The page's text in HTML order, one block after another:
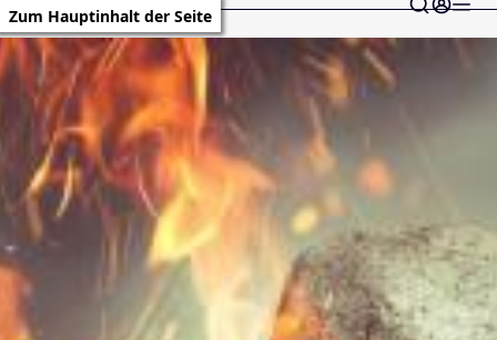
Zum Hauptinhalt der Seite